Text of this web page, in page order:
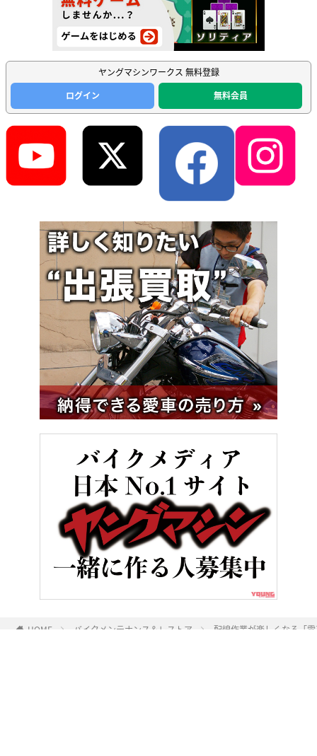
ヤングマシンワークス 無料登録
ログイン
無料会員
HOME バイクメンテナンス＆レストア 配線作業が楽しくなる「